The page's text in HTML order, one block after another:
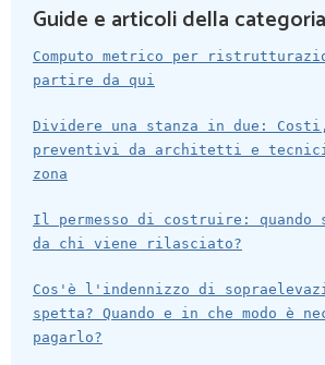
Guide e articoli della
Computo metrico per
partire da qui
Dividere una stanza in due:
preventivi da architetti e
zona
Il permesso di costruire:
da chi viene rilasciato?
Cos'è l'indennizzo di
spetta? Quando e in che modo è
pagarlo?